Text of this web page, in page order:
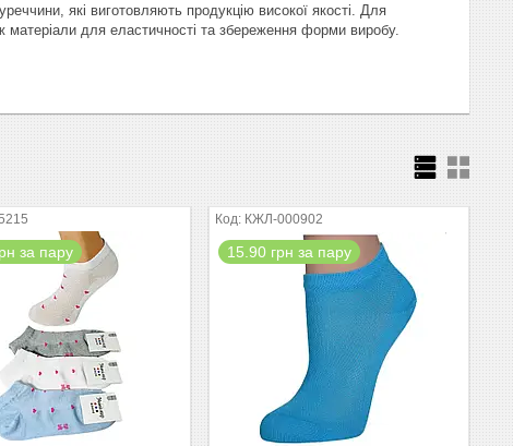
які виготовляють продукцію високої якості. Для
матеріали для еластичності та збереження форми виробу.
за пару
КЖЛ-000902
15.90 грн за пару